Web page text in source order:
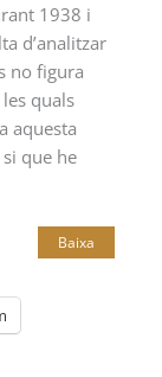
1938 i
d’analitzar
no figura
quals
aquesta
que he
Baixa